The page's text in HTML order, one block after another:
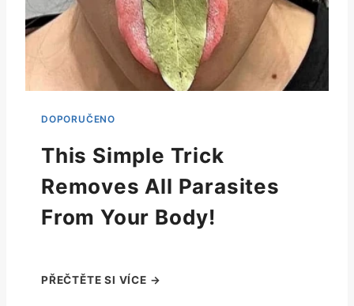
This Simple Trick
Removes All Parasites
From Your Body!